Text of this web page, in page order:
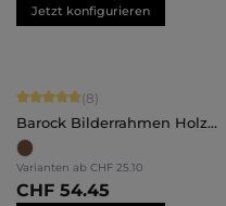
Jetzt konfigurieren
Durchschnittliche Bewertung
(8)
Barock Bilderrahmen Holz
Irene
Varianten ab CHF 25.10
CHF 54.45